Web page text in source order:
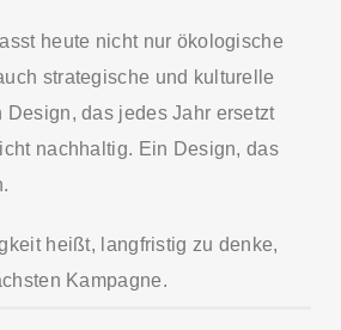
heute nicht nur ökologische
strategische und kulturelle
Design, das jedes Jahr ersetzt
nachhaltig. Ein Design, das
heißt, langfristig zu denke,
Kampagne.